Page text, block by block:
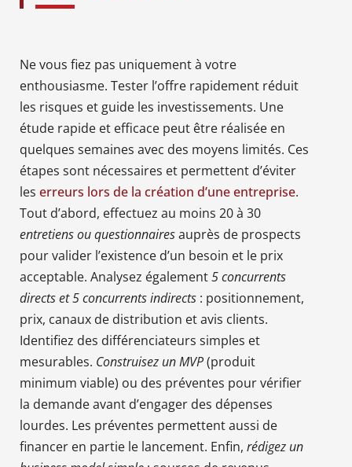
Ne vous fiez pas uniquement à votre
enthousiasme. Tester l’offre rapidement réduit
les risques et guide les investissements. Une
étude rapide et efficace peut être réalisée en
quelques semaines avec des moyens limités. Ces
étapes sont nécessaires et permettent d’éviter
les erreurs lors de la création d’une entreprise.
Tout d’abord, effectuez au moins 20 à 30
entretiens ou questionnairesauprès de prospects
pour valider l’existence d’un besoin et le prix
acceptable. Analysez également5 concurrents
directs et 5 concurrents indirects : positionnement,
prix, canaux de distribution et avis clients.
Identifiez des différenciateurs simples et
mesurables. Construisez un MVP(produit
minimum viable) ou des préventes pour vérifier
la demande avant d’engager des dépenses
lourdes. Les préventes permettent aussi de
financer en partie le lancement. Enfin, rédigez un